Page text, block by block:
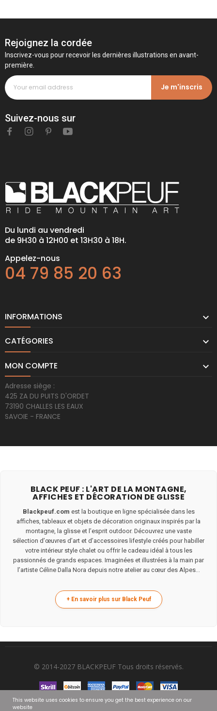
Rejoignez la cordée
Inscrivez-vous pour recevoir les dernières illustrations en avant-
première.
Je m'inscris
Suivez-nous sur
Du lundi au vendredi
de 9H30 à 12H00 et 13H30 à 18H.
Appelez-nous
04 79 85 20 63
INFORMATIONS 
CATÉGORIES 
MON COMPTE 
Adresse siège :
425 ZA DU PUITS D'ORDET
73190 CHALLES LES EAUX
SAVOIE - FRANCE
BLACK PEUF : L'ART DE LA MONTAGNE,
AFFICHES ET DÉCORATION DE GLISSE
Blackpeuf.com est la boutique en ligne spécialisée dans les
affiches, tableaux et objets de décoration originaux inspirés par la
montagne, la glisse et l’esprit outdoor. Découvrez une vaste
sélection d’œuvres d’art et d’accessoires lifestyle créés pour habiller
votre intérieur style chalet ou offrir le cadeau idéal à tous les
passionnés de grands espaces. Imaginées et illustrées à la main par
l’artiste Céline Dalla Nora depuis notre atelier au cœur des Alpes...
© 2014-2027 BLACKPEUF Tous droits réservés.
This website uses cookies to ensure you get the best experience on our
website